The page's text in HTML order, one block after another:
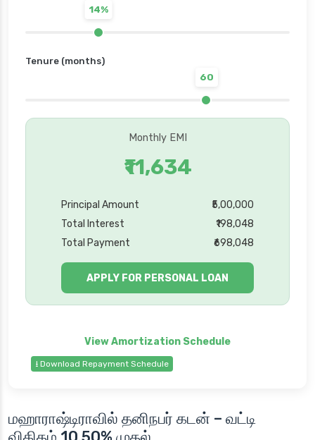
14%
Tenure (months)
60
Monthly EMI
₹11,634
Principal Amount
₹5,00,000
Total Interest
₹198,048
Total Payment
₹698,048
APPLY FOR PERSONAL LOAN
⭳ Download Repayment Schedule
மஹாராஷ்டிராவில் தனிநபர் கடன் – வட்டி